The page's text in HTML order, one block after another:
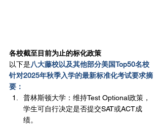
各校截至目前为止的标化政策
以下是八大藤校以及其他部分美国Top50名校
针对2025年秋季入学的最新标准化考试要求摘
要：
普林斯顿大学：维持Test Optional政策，
学生可自行决定是否提交SAT或ACT成
绩。